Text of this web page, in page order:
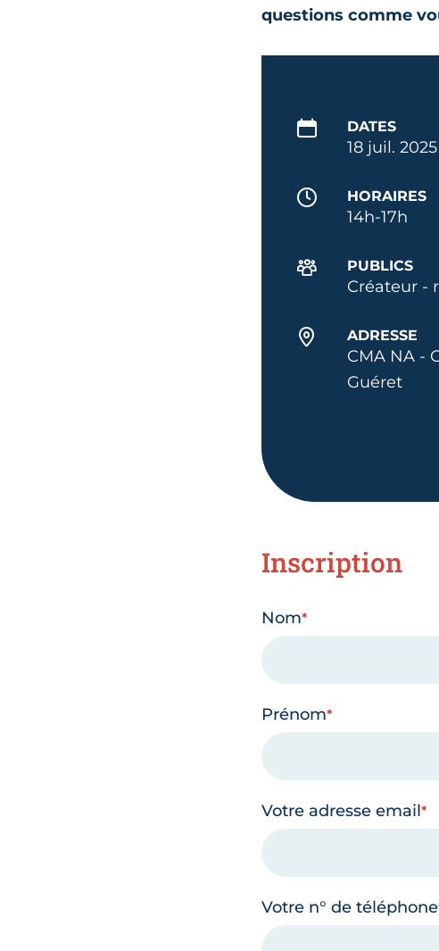
questions comme
DATES
18 juil. 2025
HORAIRES
14h-17h
PUBLICS
Créateur -
ADRESSE
CMA NA -
Guéret
Inscription
Nom
Prénom
Votre adresse email
Votre n° de téléphone